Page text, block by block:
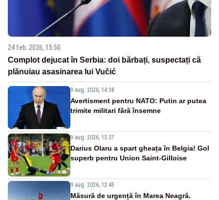
24 feb. 2026, 15:50
Complot dejucat în Serbia: doi bărbați, suspectați că
plănuiau asasinarea lui Vučić
9 aug. 2026, 14:38
Avertisment pentru NATO: Putin ar putea
trimite militari fără însemne
9 aug. 2026, 13:37
Darius Olaru a spart gheața în Belgia! Gol
superb pentru Union Saint-Gilloise
9 aug. 2026, 12:45
Măsură de urgență în Marea Neagră.